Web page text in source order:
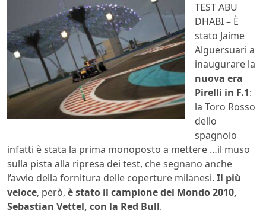
TEST ABU
DHABI – È
stato Jaime
Alguersuari a
inaugurare la
nuova era
Pirelli in F.1:
la Toro Rosso
dello
spagnolo
infatti è stata la prima monoposto a mettere …il muso
sulla pista alla ripresa dei test, che segnano anche
l’avvio della fornitura delle coperture milanesi. Il più
veloce, però, è stato il campione del Mondo 2010,
Sebastian Vettel, con la Red Bull.